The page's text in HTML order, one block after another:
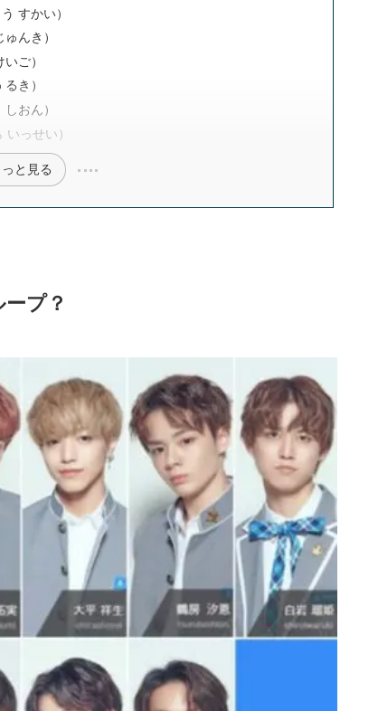
すかい）
んき）
ご）
き）
おん）
っせい）
っと見る
プ？